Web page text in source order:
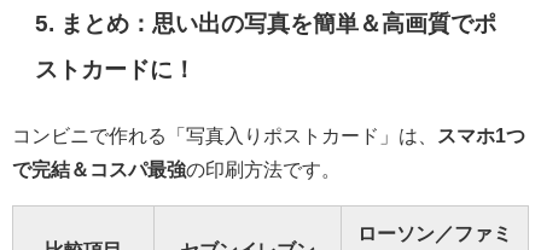
5. まとめ：思い出の写真を簡単＆高画質でポ
ストカードに！
コンビニで作れる「写真入りポストカード」は、
スマホ1つ
で完結＆コスパ最強の印刷方法です。
ローソン／ファミ